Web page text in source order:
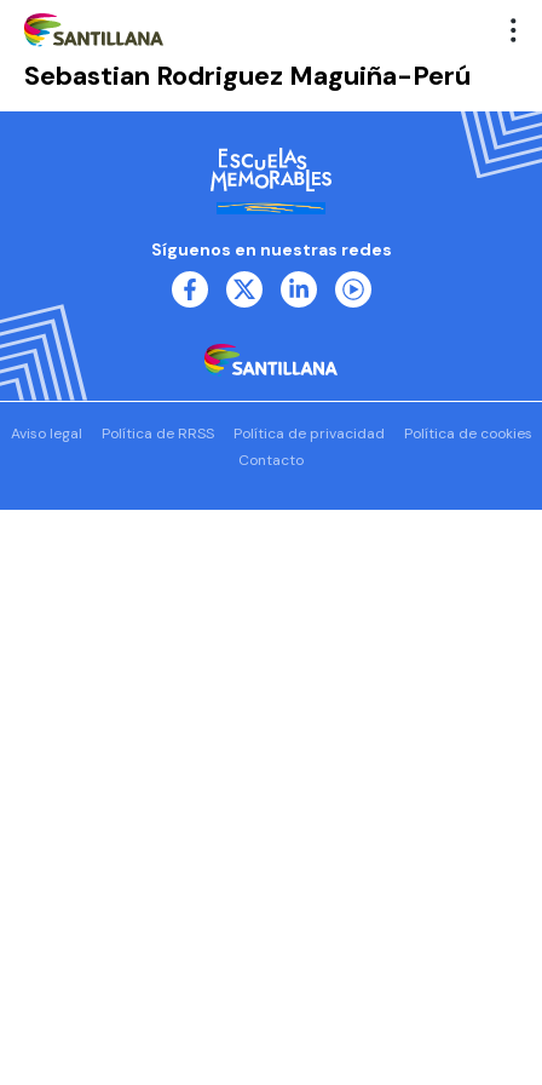
Sebastian Rodriguez Maguiña-Perú
Síguenos en nuestras redes
Aviso legal Política de RRSS Política de privacidad
Política de cookies
Contacto